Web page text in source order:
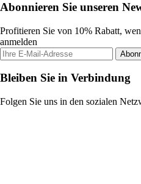
Abonnieren Sie unseren
Profitieren Sie von 10% Rabatt,
anmelden
Bleiben Sie in Verbindung
Folgen Sie uns in den sozialen